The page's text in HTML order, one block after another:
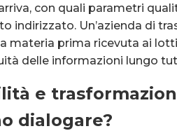
con quali parametri
indirizzato. Un’azienda di
materia prima ricevuta ai
delle informazioni lungo
e
dialogare?